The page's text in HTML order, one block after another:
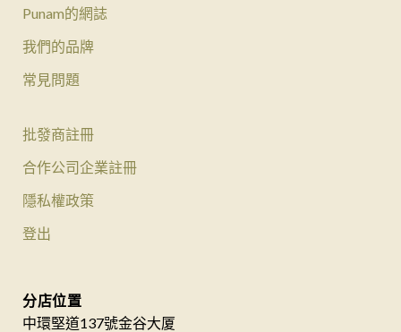
Punam的網誌
我們的品牌
常見問題
批發商註冊
合作公司企業註冊
隱私權政策
登出
分店位置
中環堅道137號金谷大厦